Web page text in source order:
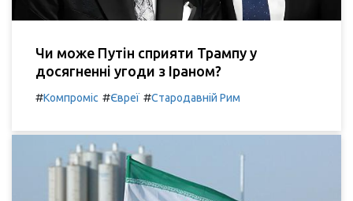
Чи може Путін сприяти Трампу у
досягненні угоди з Іраном?
#Компроміс #Євреї #Стародавній Рим